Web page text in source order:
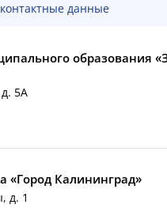
данные
образования
5А
«Город Калининград»
д. 1